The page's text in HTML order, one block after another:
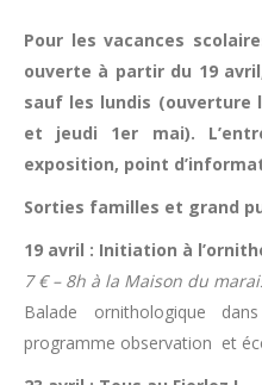
Pour les vacances
ouverte à partir du 19
sauf les lundis (ouverture
et jeudi 1er mai).
exposition, point
Sorties familles et grand
19 avril : Initiation à
7 € – 8h à la Maison du
Balade ornithologique
programme observation et